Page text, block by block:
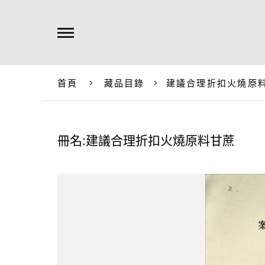
首頁 藏品目錄 建議合理折扣火燒原
冊名:建議合理折扣火燒原料甘蔗